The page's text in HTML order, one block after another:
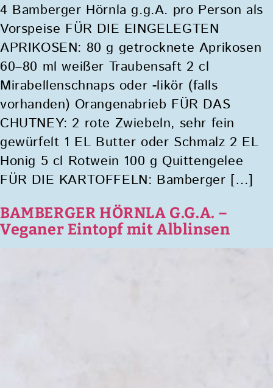
4 Bamberger Hörnla g.g.A. pro Person als
Vorspeise FÜR DIE EINGELEGTEN
APRIKOSEN: 80 g getrocknete Aprikosen
60–80 ml weißer Traubensaft 2 cl
Mirabellenschnaps oder -likör (falls
vorhanden) Orangenabrieb FÜR DAS
CHUTNEY: 2 rote Zwiebeln, sehr fein
gewürfelt 1 EL Butter oder Schmalz 2 EL
Honig 5 cl Rotwein 100 g Quittengelee
FÜR DIE KARTOFFELN: Bamberger […]
BAMBERGER HÖRNLA G.G.A. –
Veganer Eintopf mit Alblinsen